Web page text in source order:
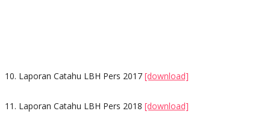
10. Laporan Catahu LBH Pers 2017 [download]
11. Laporan Catahu LBH Pers 2018 [download]